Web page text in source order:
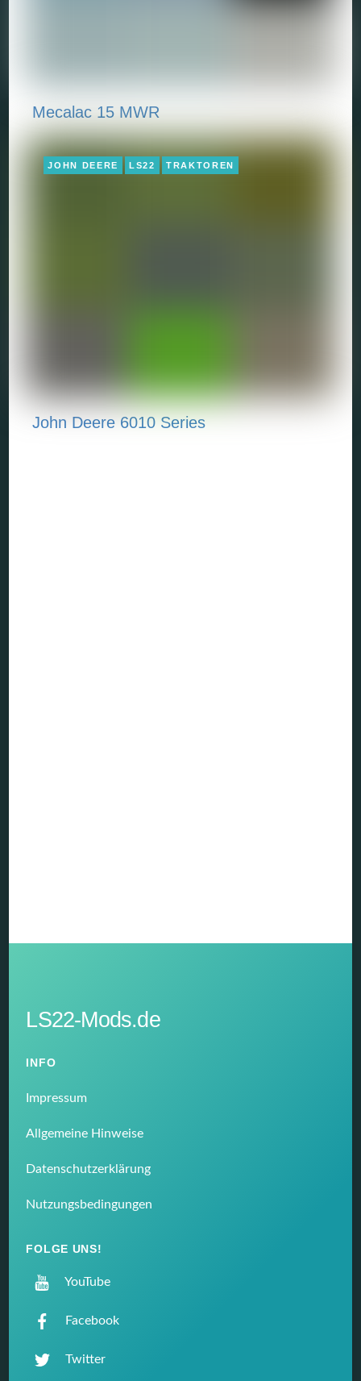
Mecalac 15 MWR
JOHN DEERE LS22 TRAKTOREN
John Deere 6010 Series
LS22-Mods.de
INFO
Impressum
Allgemeine Hinweise
Datenschutzerklärung
Nutzungsbedingungen
FOLGE UNS!
YouTube
Facebook
Twitter